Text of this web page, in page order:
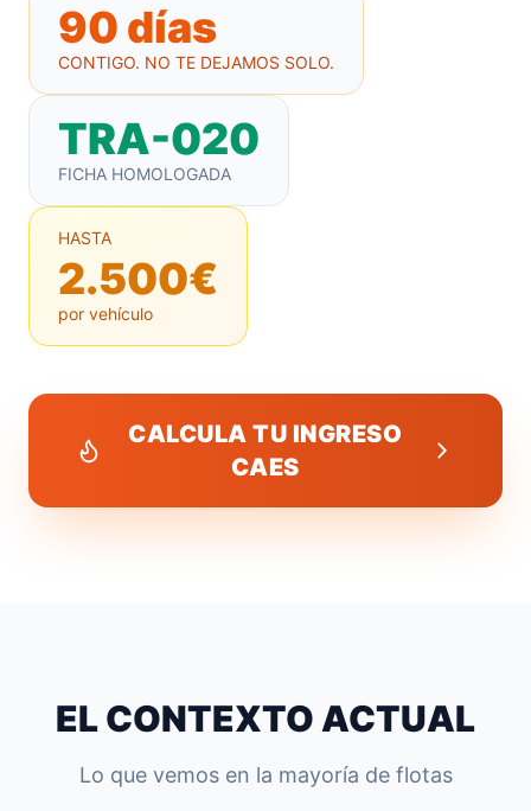
90 días
CONTIGO. NO TE DEJAMOS SOLO.
TRA-020
FICHA HOMOLOGADA
HASTA
2.500€
por vehículo
CALCULA TU INGRESO
CAES
EL CONTEXTO ACTUAL
Lo que vemos en la mayoría de flotas